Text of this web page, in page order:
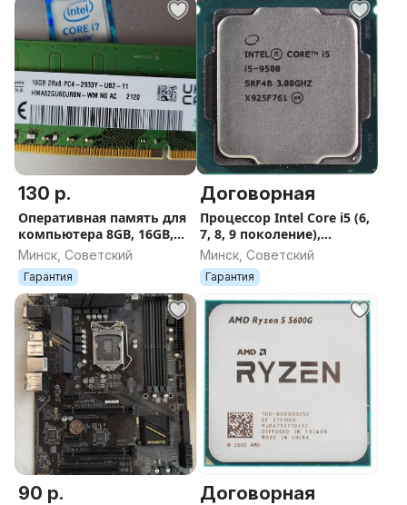
130 р.
Оперативная память для
компьютера 8GB, 16GB,
DDR4
Минск, Советский
Гарантия
Договорная
Процессор Intel Core i5 (6,
7, 8, 9 поколение),
LGA1151
Минск, Советский
Гарантия
90 р. Договорная